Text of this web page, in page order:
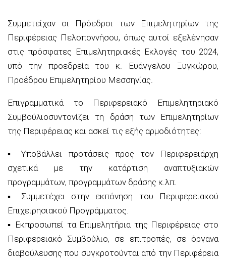
Συμμετείχαν οι Πρόεδροι των Επιμελητηρίων της
Περιφέρειας Πελοποννήσου, όπως αυτοί εξελέγησαν
στις πρόσφατες Επιμελητηριακές Εκλογές του 2024,
υπό την προεδρεία του κ. Ευάγγελου Ξυγκώρου,
Προέδρου Επιμελητηρίου Μεσσηνίας
Επιγραμματικά το Περιφερειακό Επιμελητηριακό
Συμβούλιοσυντονίζει τη δράση των Επιμελητηρίων
της Περιφέρειας και ασκεί τις εξής αρμοδιότητες:
▪Υποβάλλει προτάσεις προς τον Περιφερειάρχη
σχετικά με την κατάρτιση αναπτυξιακών
προγραμμάτων, προγραμμάτων δράσης κ.λπ.
▪ Συμμετέχει στην εκπόνηση του Περιφερειακού
Επιχειρησιακού Προγράμματος.
▪ Εκπροσωπεί τα Επιμελητήρια της Περιφέρειας στο
Περιφερειακό Συμβούλιο, σε επιτροπές, σε όργανα
διαβούλευσης που συγκροτούνται από την Περιφέρεια